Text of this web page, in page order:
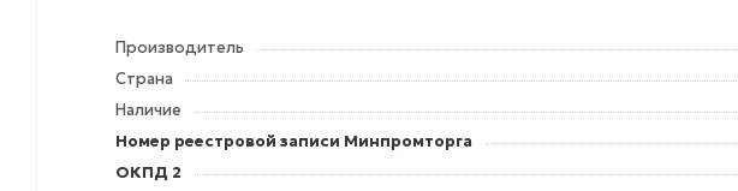
Производитель
Страна
Наличие
Номер реестровой записи Минпромторга
ОКПД 2